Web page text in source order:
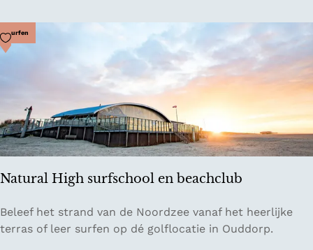
o
e
e
y
e
a
b
Natural High surfschool en beachclub
N
a
Surfen
Voeg toe als favoriet
Beleef het strand van de Noordzee vanaf het heerlijke
terras of leer surfen op dé golflocatie in Ouddorp.